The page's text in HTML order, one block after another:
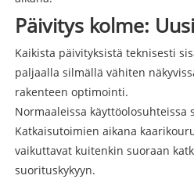
Päivitys kolme:
Kaikista päivityksistä teknisesti
paljaalla silmällä vähiten
rakenteen optimointi.
Normaaleissa käyttöolosuhteissa
Katkaisutoimien aikana
vaikuttavat kuitenkin suoraan
suorituskykyyn.